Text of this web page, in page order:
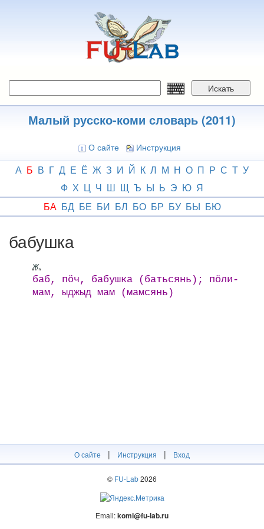
Искать
Малый русско-коми словарь (2011)
О сайте Инструкция
А Б В Г Д Е Ё Ж З И Й К Л М Н О П Р С Т У
Ф Х Ц Ч Ш Щ Ъ Ы Ь Э Ю Я
БА БД БЕ БИ БЛ БО БР БУ БЫ БЮ
бабушка
ж.
баб, пӧч, бабушка (батьсянь); пӧли-
мам, ыджыд мам (мамсянь)
О сайте | Инструкция | Вход
© FU-Lab2026
Email:komi@fu-lab.ru